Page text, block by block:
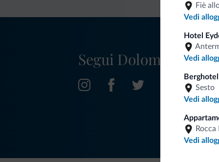
Fiè
Vedi
Hotel
Vedi
Sesto
Vedi
Vedi
Segui Dolomiti.it